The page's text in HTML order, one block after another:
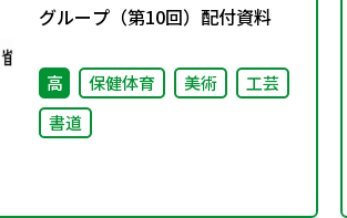
グループ（第10回）配付資料
高 保健体育 美術
工芸
書道